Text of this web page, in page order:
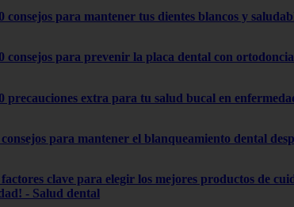
consejos para mantener tus dientes blancos y
consejos para prevenir la placa dental con
precauciones extra para tu salud bucal en
consejos para mantener el blanqueamiento dental
factores clave para elegir los mejores productos de
- Salud dental